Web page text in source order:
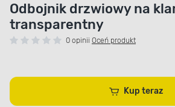
Odbojnik drzwiowy na
transparentny
0 opinii Oceń produkt
Kup teraz